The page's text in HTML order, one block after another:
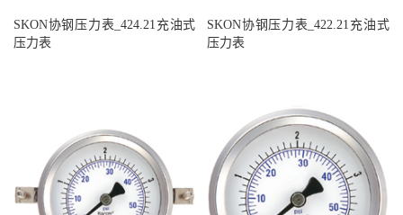
SKON协钢压力表_424.21充油式
压力表
SKON协钢压力表_422.21充油式
压力表